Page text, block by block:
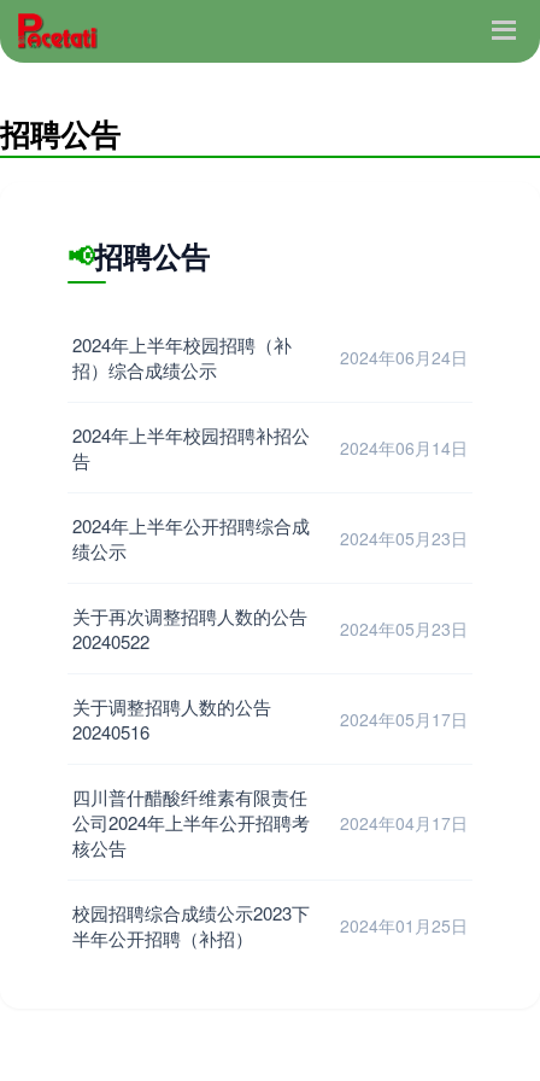
招聘公告
📢招聘公告
2024年上半年校园招聘（补
招）综合成绩公示
2024年06月24日
2024年上半年校园招聘补招公
告
2024年06月14日
2024年上半年公开招聘综合成
绩公示
2024年05月23日
关于再次调整招聘人数的公告
20240522
2024年05月23日
关于调整招聘人数的公告
20240516
2024年05月17日
四川普什醋酸纤维素有限责任
公司2024年上半年公开招聘考
核公告
2024年04月17日
校园招聘综合成绩公示2023下
半年公开招聘（补招）
2024年01月25日